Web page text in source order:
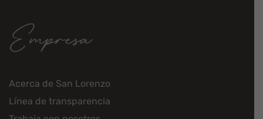
Empresa
Acerca de San Lorenzo
Línea de transparencia